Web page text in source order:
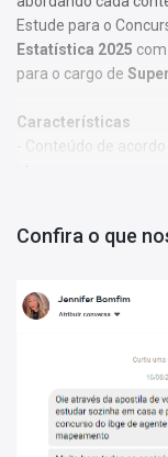
Estude para o
Estatística 2025
para o cargo de
Características
- Conteúdo de
- Material produzido
básicas (Língua
Obs.: Este material
temas são
autores, visando à
Matérias da
Língua Portuguesa
Confira o que